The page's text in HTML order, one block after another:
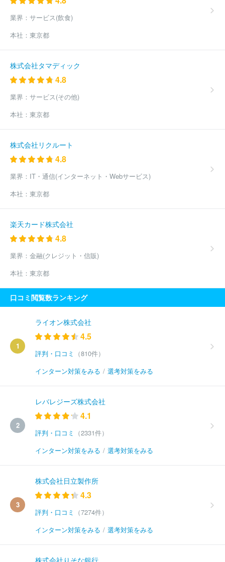
業界： サービス(飲食)
本社： 東京都
株式会社タマディック
4.8
業界： サービス(その他)
本社： 東京都
株式会社リクルート
4.8
業界： IT・通信(インターネット・Webサービス)
本社： 東京都
楽天カード株式会社
4.8
業界： 金融(クレジット・信販)
本社： 東京都
口コミ閲覧数ランキング
1
ライオン株式会社
4.5
評判・口コミ
（810件）
インターン対策をみる / 選考対策をみる
2
レバレジーズ株式会社
4.1
評判・口コミ
（2331件）
インターン対策をみる / 選考対策をみる
3
株式会社日立製作所
4.3
評判・口コミ
（7274件）
インターン対策をみる / 選考対策をみる